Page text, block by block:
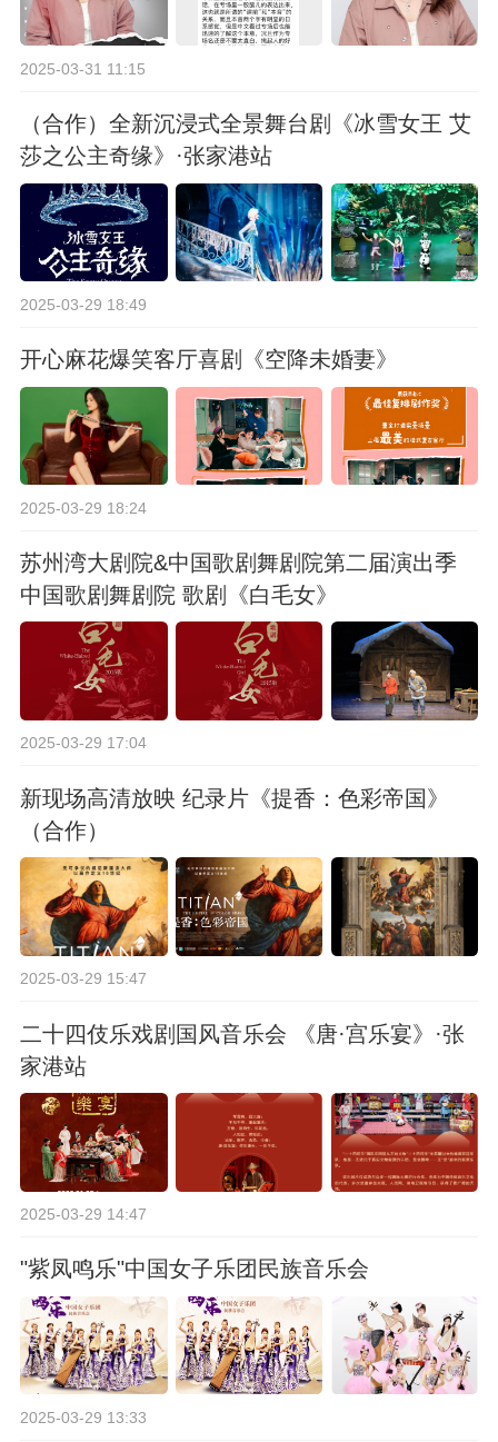
2025-03-31 11:15
（合作）全新沉浸式全景舞台剧《冰雪女王 艾
莎之公主奇缘》·张家港站
2025-03-29 18:49
开心麻花爆笑客厅喜剧《空降未婚妻》
2025-03-29 18:24
苏州湾大剧院&中国歌剧舞剧院第二届演出季
中国歌剧舞剧院 歌剧《白毛女》
2025-03-29 17:04
新现场高清放映 纪录片《提香：色彩帝国》
（合作）
2025-03-29 15:47
二十四伎乐戏剧国风音乐会 《唐·宫乐宴》·张
家港站
2025-03-29 14:47
"紫凤鸣乐"中国女子乐团民族音乐会
2025-03-29 13:33